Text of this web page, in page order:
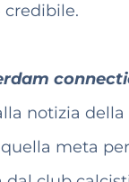
credibile.
notizia
meta